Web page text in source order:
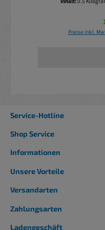
Preise inkl.
Service-Hotline
Shop Service
Informationen
Unsere Vorteile
Versandarten
Zahlungsarten
Ladengeschäft